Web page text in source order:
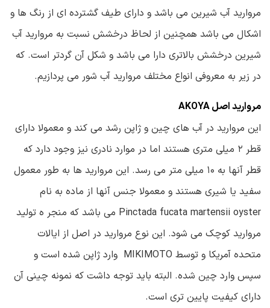
مروارید آب شیرین می باشد و دارای طیف گشترده ای از رنگ ها و
اشکال می باشد همچنین از لحاظ درخشش نسبت به مروارید آب
شیرین درخشش بالاتری دارا می باشد و شکل آن گردتر است. که
در زیر به معروفی انواع مختلف مروارید آب شور می پردازیم.
مروارید اصل AKOYA
این مروارید در آب های چین و ژاپن رشد می کند و معمولا دارای
قطر ۲ میلی متری هستند اما در موارد نادری نیز وجود دارد که
قطر آنها به ۱۰ میلی متر می رسد. این مروارید ها به طور معمول
سفید یا شیری هستند و معمولا جنس آنها از ماده به نام
Pinctada fucata martensii oyster می باشد که منجر ه تولید
مروارید کوچک می شود. این نوع مروارید در اصل از ایالات
متحده آمریکا و توسط MIKIMOTO وارد ژاپن شده است و
سپس وارد چین شده. البته باید توجه داشت که نمونه چینی آن
دارای کیفیت پایین تری است.